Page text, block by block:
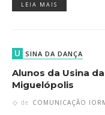
LEIA MAIS
U SINA DA DANÇA
Alunos da Usina
Miguelópolis
de COMUNICAÇÃO